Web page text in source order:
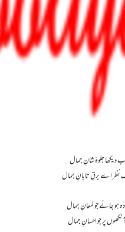
دیکھا جلوۂ شانِ جمال
اے برقِ تابانِ جمال
ہو جائے جو لمعانِ جمال
پر جو احسانِ جمال